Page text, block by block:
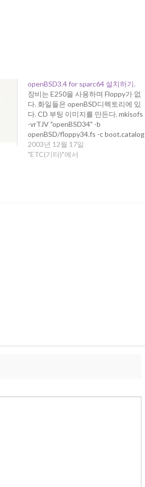
openBSD3.4 for sparc64 설치하기.
장비는 E250을 사용하며 Floppy가 없
다. 화일들은 openBSD디렉토리에 있
다. CD 부팅 이미지를 만든다. mkisofs
-vrTJV "openBSD34" -b
openBSD/floppy34.fs -c boot.catalog
-o bsd34.iso openBSD 안된다..... ;ㅡㅡ
다른 방법을 찾아야 겠다. 여러가지 방
2003년 12월 17일
"ETC(기타)"에서